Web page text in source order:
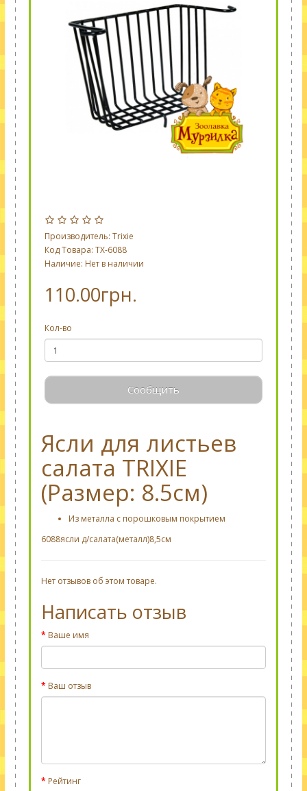
Производитель: Trixie
Код Товара: TX-6088
Наличие: Нет в наличии
110.00грн.
Кол-во
Сообщить
Ясли для листьев
салата TRIXIE
(Размер: 8.5см)
Из металла с порошковым покрытием
6088ясли д/салата(металл)8,5см
Нет отзывов об этом товаре.
Написать отзыв
Ваше имя
Ваш отзыв
Рейтинг